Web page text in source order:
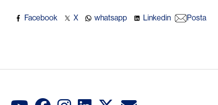
Facebook X whatsapp Linkedin Posta